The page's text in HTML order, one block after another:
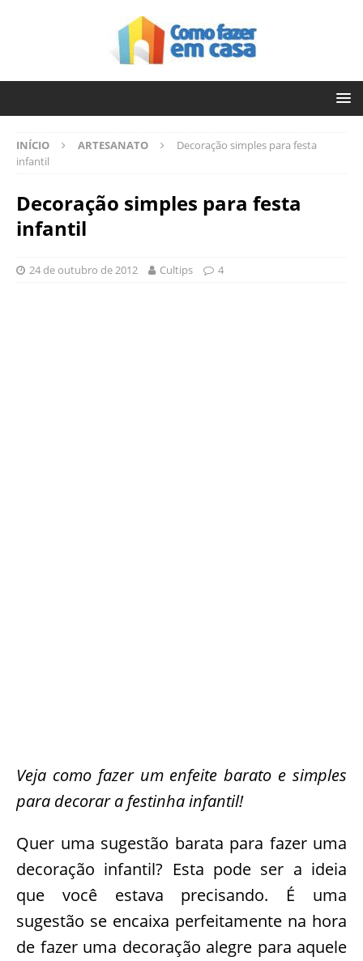
INÍCIO ARTESANATO
Decoração simples para festa
infantil
Decoração simples para festa
infantil
24 de outubro de 2012 Cultips 4
Veja como fazer um enfeite barato e simples
para decorar a festinha infantil!
Quer uma sugestão barata para fazer uma
decoração infantil? Esta pode ser a ideia
que você estava precisando. É uma
sugestão se encaixa perfeitamente na hora
de fazer uma decoração alegre para aquele